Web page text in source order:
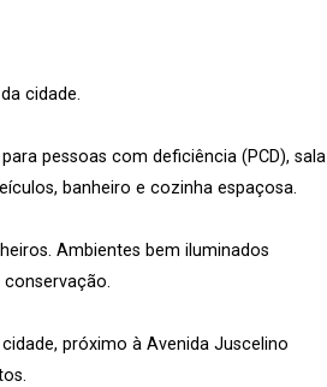
cidade.
pessoas com deficiência (PCD), sala
banheiro e cozinha espaçosa.
Ambientes bem iluminados
próximo à Avenida Juscelino
minha senha